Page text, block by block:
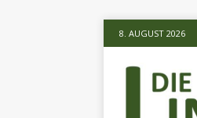
8. AUGUST 2026